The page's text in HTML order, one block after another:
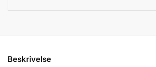
Beskrivelse